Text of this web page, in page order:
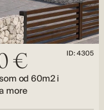
€ ID: 4305
od 60m2 i
more